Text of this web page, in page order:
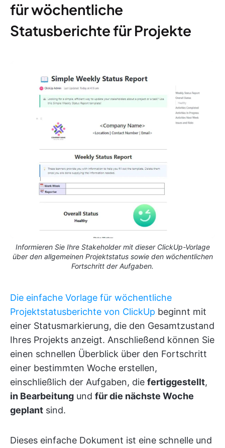
für wöchentliche
Statusberichte für Projekte
Informieren Sie Ihre Stakeholder mit dieser ClickUp-Vorlage
über den allgemeinen Projektstatus sowie den wöchentlichen
Fortschritt der Aufgaben.
Die einfache Vorlage für wöchentliche
Projektstatusberichte von ClickUp beginnt mit
einer Statusmarkierung, die den Gesamtzustand
Ihres Projekts anzeigt. Anschließend können Sie
einen schnellen Überblick über den Fortschritt
einer bestimmten Woche erstellen,
einschließlich der Aufgaben, die fertiggestellt,
in Bearbeitung und für die nächste Woche
geplant sind.
Dieses einfache Dokument ist eine schnelle und